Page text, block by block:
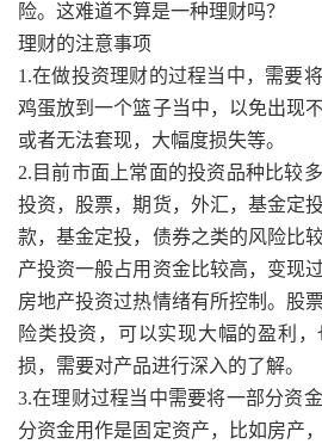
险。这难道不算是一种理财吗？
理财的注意事项
1.在做投资理财的过程当中，需要
鸡蛋放到一个篮子当中，以免出现
或者无法套现，大幅度损失等。
2.目前市面上常面的投资品种比较
投资，股票，期货，外汇，基金定
款，基金定投，债券之类的风险比
产投资一般占用资金比较高，变现
房地产投资过热情绪有所控制。股
险类投资，可以实现大幅的盈利
损，需要对产品进行深入的了解。
3.在理财过程当中需要将一部分资
分资金用作是固定资产，比如房产